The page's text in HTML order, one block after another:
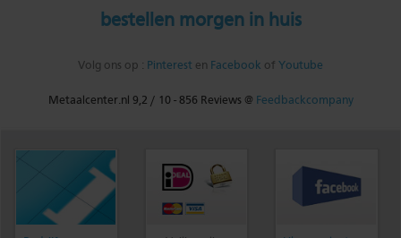
bestellen morgen in huis
Volg ons op : Pinterest en Facebook of Youtube
Metaalcenter.nl 9,2 / 10 -856 Reviews @ Feedbackcompany